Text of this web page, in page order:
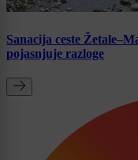
Sanacija ceste
pojasnjuje razloge